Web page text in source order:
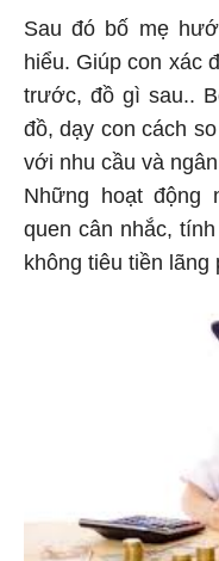
Sau đó bố mẹ
hiểu. Giúp con xác
trước, đồ gì sau..
đồ, dạy con cách
với nhu cầu và
Những hoạt động
quen cân nhắc,
không tiêu tiền lãng